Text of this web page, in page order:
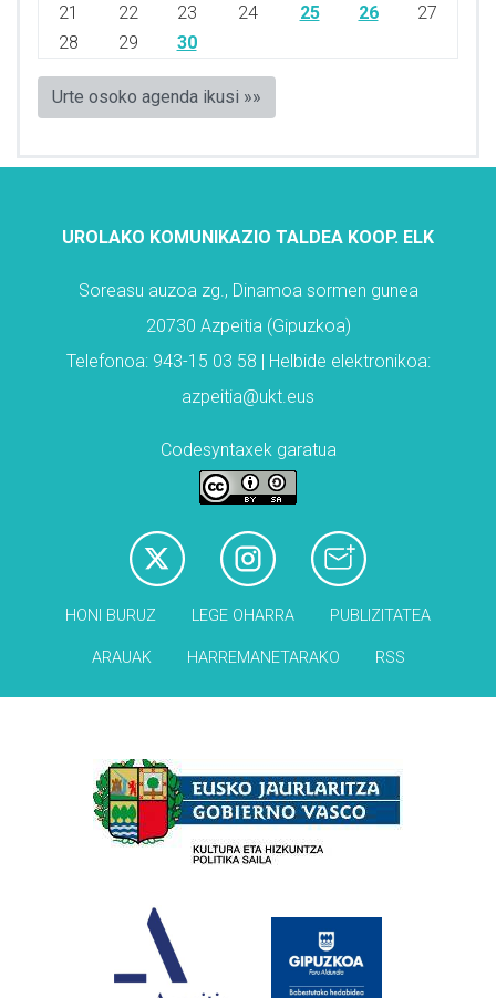
21
22 23 24 25 26
27
28
29 30
Urte osoko agenda ikusi »»
UROLAKO KOMUNIKAZIO TALDEA KOOP. ELK
Soreasu auzoa zg., Dinamoa sormen gunea
20730 Azpeitia (Gipuzkoa)
Telefonoa: 943-15 03 58 | Helbide elektronikoa:
azpeitia@ukt.eus
Codesyntaxek garatua
HONI BURUZ LEGE OHARRA PUBLIZITATEA
ARAUAK HARREMANETARAKO RSS